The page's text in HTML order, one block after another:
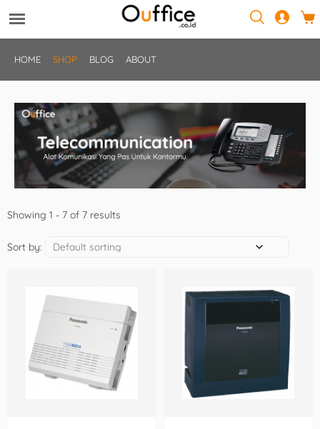
HOME SHOP BLOG ABOUT
Showing 1 - 7 of 7 results
Sort by: